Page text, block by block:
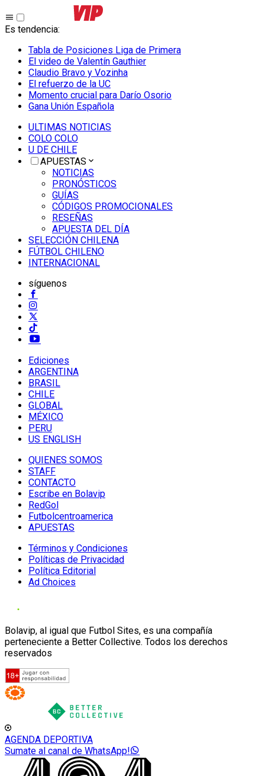
Es tendencia:
Tabla de Posiciones Liga de Primera
El video de Valentín Gauthier
Claudio Bravo y Vozinha
El refuerzo de la UC
Momento crucial para Darío Osorio
Gana Unión Española
ULTIMAS NOTICIAS
COLO COLO
U DE CHILE
APUESTAS
NOTICIAS
PRONÓSTICOS
GUÍAS
CÓDIGOS PROMOCIONALES
RESEÑAS
APUESTA DEL DÍA
SELECCIÓN CHILENA
FÚTBOL CHILENO
INTERNACIONAL
síguenos
Ediciones
ARGENTINA
BRASIL
CHILE
GLOBAL
MÉXICO
PERU
US ENGLISH
QUIENES SOMOS
STAFF
CONTACTO
Escribe en Bolavip
RedGol
Futbolcentroamerica
APUESTAS
Términos y Condiciones
Políticas de Privacidad
Política Editorial
Ad Choices
Bolavip, al igual que Futbol Sites, es una compañía
perteneciente a Better Collective. Todos los derechos
reservados
AGENDA DEPORTIVA
Sumate al canal de WhatsApp!